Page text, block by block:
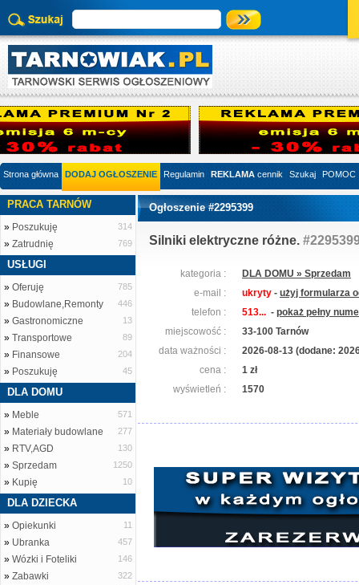
Strona główna DODAJ OGŁOSZENIE Regulamin REKLAMA cennik Szukaj POMOC
PRACA TARNÓW
» Poszukuję 314
» Zatrudnię 769
USŁUGI
» Oferuję 785
» Budowlane,Remonty 446
» Gastronomiczne 13
» Transportowe 89
» Finansowe 204
» Poszukuję 45
DLA DOMU
» Meble 571
» Materiały budowlane 277
» RTV,AGD 130
» Sprzedam 1250
» Kupię 10
DLA DZIECKA
» Opiekunki 11
» Ubranka 457
» Wózki i Foteliki 146
» Zabawki 322
Ogłoszenie #2295399
Silniki elektryczne różne.
kategoria :
DLA DOMU » Sprzedam
e-mail :
ukryty - użyj formularza
telefon :
513... - pokaż pełny
miejscowość :
33-100 Tarnów
data ważności :
2026-08-13 (dodane:
cena :
1 zł
wyświetleń :
1570